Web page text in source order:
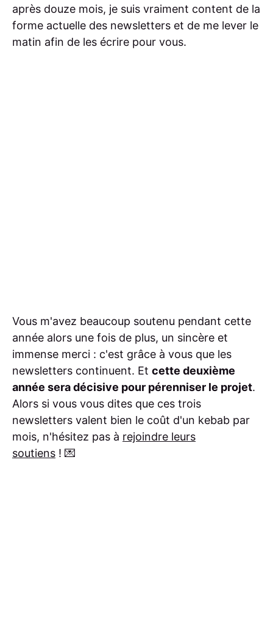
après douze mois, je suis vraiment content de la
forme actuelle des newsletters et de me lever le
matin afin de les écrire pour vous.
Vous m'avez beaucoup soutenu pendant cette
année alors une fois de plus, un sincère et
immense merci : c'est grâce à vous que les
newsletters continuent. Et cette deuxième
année sera décisive pour pérenniser le projet.
Alors si vous vous dites que ces trois
newsletters valent bien le coût d'un kebab par
mois, n'hésitez pas à rejoindre leurs
soutiens ! 💌